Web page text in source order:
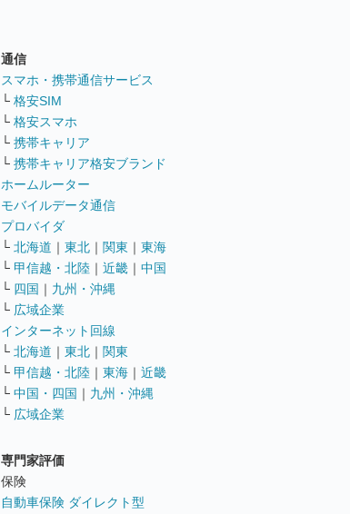
通信
スマホ・携帯通信サービス
└ 格安SIM
└ 格安スマホ
└ 携帯キャリア
└ 携帯キャリア格安ブランド
ホームルーター
モバイルデータ通信
プロバイダ
└ 北海道 ｜ 東北 ｜ 関東 ｜ 東海
└ 甲信越・北陸 ｜ 近畿 ｜ 中国
└ 四国 ｜ 九州・沖縄
└ 広域企業
インターネット回線
└ 北海道 ｜ 東北 ｜ 関東
└ 甲信越・北陸 ｜ 東海 ｜ 近畿
└ 中国・四国 ｜ 九州・沖縄
└ 広域企業
専門家評価
保険
自動車保険 ダイレクト型